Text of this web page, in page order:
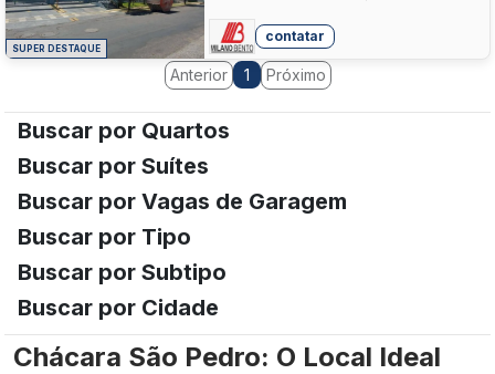
SUPER DESTAQUE
contatar
Anterior 1 Próximo
Buscar por Quartos
Buscar por Suítes
Buscar por Vagas de Garagem
Buscar por Tipo
Buscar por Subtipo
Buscar por Cidade
Chácara São Pedro: O Local Ideal